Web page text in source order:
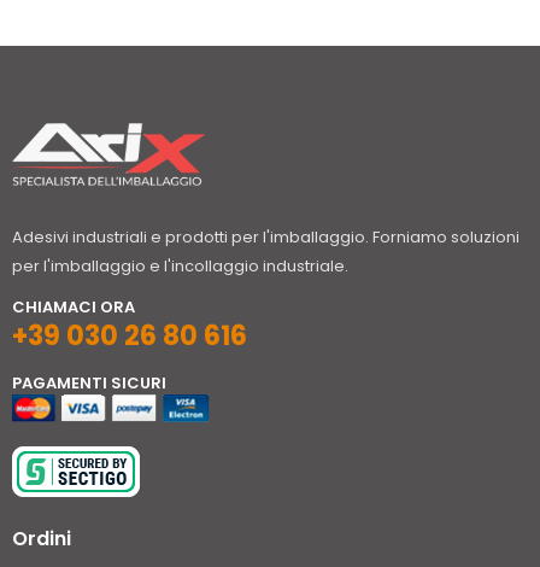
Adesivi industriali e prodotti per l'imballaggio. Forniamo soluzioni
per l'imballaggio e l'incollaggio industriale.
CHIAMACI ORA
+39 030 26 80 616
PAGAMENTI SICURI
Ordini